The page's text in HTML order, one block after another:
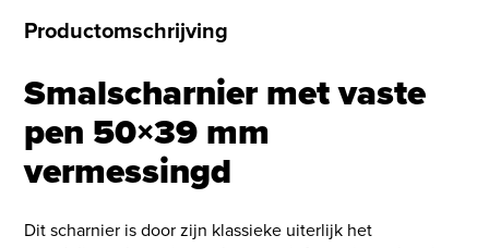
Productomschrijving
Smalscharnier met vaste
pen 50×39 mm
vermessingd
Dit scharnier is door zijn klassieke uiterlijk het